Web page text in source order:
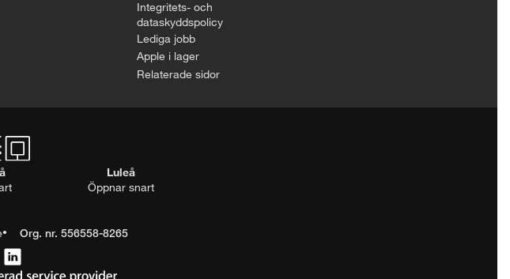
Integritets- och
dataskyddspolicy
Lediga jobb
Apple i lager
Relaterade sidor
Luleå
Öppnar snart
Org. nr. 556558-8265